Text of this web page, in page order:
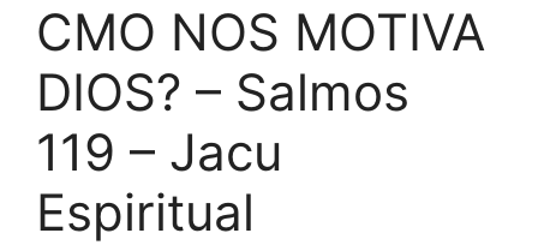
CMO NOS MOTIVA
DIOS? – Salmos
119 – Jacu
Espiritual